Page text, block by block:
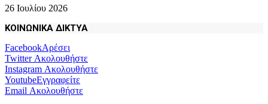
26 Ιουλίου 2026
ΚΟΙΝΩΝΙΚΑ ΔΙΚΤΥΑ
FacebookΑρέσει
TwitterΑκολουθήστε
Instagram Ακολουθήστε
YoutubeΕγγραφείτε
Email Ακολουθήστε